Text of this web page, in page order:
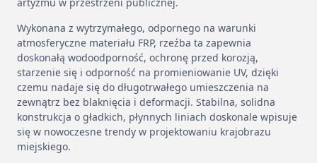
Wykonana z wytrzymałego, odpornego na warunki
atmosferyczne materiału FRP, rzeźba ta zapewnia
doskonałą wodoodporność, ochronę przed korozją,
starzenie się i odporność na promieniowanie UV, dzięki
czemu nadaje się do długotrwałego umieszczenia na
zewnątrz bez blaknięcia i deformacji. Stabilna, solidna
konstrukcja o gładkich, płynnych liniach doskonale wpisuje
się w nowoczesne trendy w projektowaniu krajobrazu
miejskiego.